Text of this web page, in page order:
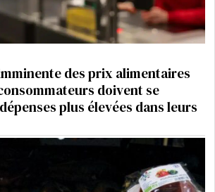
des prix alimentaires
doivent se
plus élevées dans leurs